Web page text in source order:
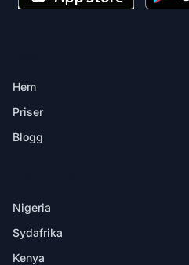
Hem
Priser
Blogg
Nigeria
Sydafrika
Kenya